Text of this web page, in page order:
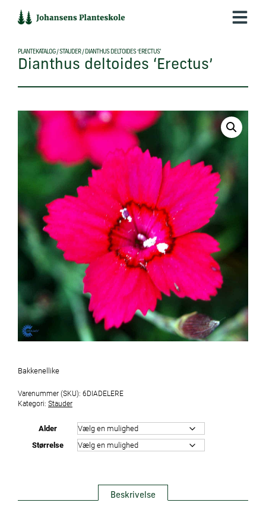
indholdet
PLANTEKATALOG/STAUDER/ DIANTHUS DELTOIDES ‘ERECTUS’
Dianthus deltoides ‘Erectus’
Bakkenellike
Varenummer (SKU): 6DIADELERE
Kategori: Stauder
Alder
Størrelse
Beskrivelse